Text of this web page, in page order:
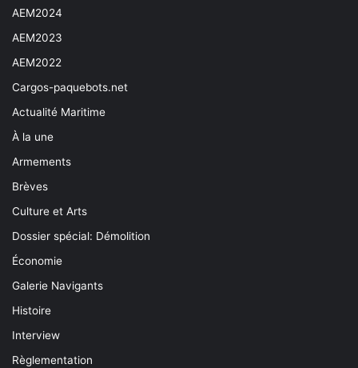
AEM2024
AEM2023
AEM2022
Cargos-paquebots.net
Actualité Maritime
À la une
Armements
Brèves
Culture et Arts
Dossier spécial: Démolition
Économie
Galerie Navigants
Histoire
Interview
Règlementation